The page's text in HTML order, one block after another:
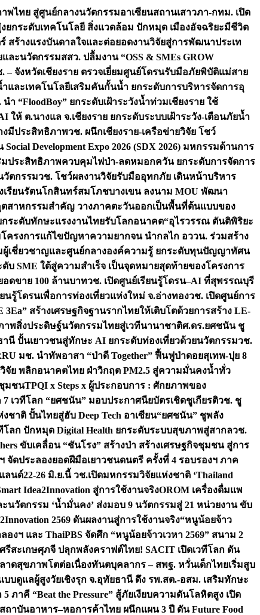
าพไทย สู่ศูนย์กลางนวัตกรรมอาเซียนสถานเสาวภา-กทม. เปิด
ยกระดับเทคโนโลยี สิ่งแวดล้อม ปักหมุด เมืองอัจฉริยะมีชีวิต
ร้างแรงบันดาลใจและต่อยอดงานวิจัยสู่การพัฒนาประเท
และนวัตกรรมสสว. ปลื้มงาน “OSS & SMEs GROW
– จังหวัดเชียงราย ตรวจเยี่ยมศูนย์โดรนรับมือภัยพิบัติแม่สาย
และเทคโนโลยีเสริมคันกั้นน้ำ ยกระดับการบริหารจัดการอุ
ำ “FloodBoy” ยกระดับเฝ้าระวังน้ำท่วมเชียงราย ใช้
ให้ ต.นางแล จ.เชียงราย ยกระดับระบบเฝ้าระวัง-เตือนภัยน้ำ
งมีประสิทธิภาพวช. ผนึกเชียงราย-เครือข่ายวิจัย โชว์
Development Expo 2026 (SDX 2026) มหกรรมด้านการ
มประสิทธิภาพควบคุมไฟป่า-ลดหมอกควัน ยกระดับการจัดการ
วัตกรรมวช. โชว์ผลงานวิจัยรับมืออุทกภัย เดินหน้าบริหาร
รียนรัตนโกสินทร์สมโภชบางเขน ลงนาม MOU พัฒนา
ตสาหกรรมสำคัญ วางภาคตะวันออกเป็นพื้นที่ต้นแบบของ
ยกระดับทักษะแรงงานไทยรับโลกอนาคต“อุไรวรรณ ตันติพิริยะ
ครงการแก้ไขปัญหาความยากจน นำกลไก อววน. ร่วมสร้าง
ผู้เชี่ยวชาญและศูนย์กลางองค์ความรู้ ยกระดับทุนปัญญาทัศน
บ SME ใต้สู่ความสำเร็จ เป็นจุดหมายสุดท้ายของโครงการ
อดขาย 100 ล้านบาทวช. เปิดศูนย์เรียนรู้โดรน–AI ที่สุพรรณบุรี
นรู้โดรนเพื่อการท่องเที่ยวแห่งใหม่ จ.อ่างทองวช. เปิดศูนย์การ
3Ea” สร้างเศรษฐกิจฐานรากไทยให้เติบโตด้วยการสร้าง LE-
ภาพสิ่งประดิษฐ์นวัตกรรมไทยสู่เวทีนานาชาติศ.ดร.ยศชนัน ชู
นี ปั้นเยาวชนสู่ทักษะ AI ยกระดับท่องเที่ยวด้วยนวัตกรรมวช.
มช. นำทัพอาสา “ป่าดี Together” ฟื้นฟูป่าดอยสุเทพ-ปุย 8
ย พลิกอนาคตไทย ฝ่าวิกฤต PM2.5 สู่ความมั่นคงน้ำทั่ว
มชนTPQI x Steps x ผู้ประกอบการ : ศักยภาพของ
เวทีโลก “ยศชนัน” มอบประกาศนียบัตรเชิดชูเกียรติวช. ชู
ชาติ ปั้นไทยสู่ฮับ Deep Tech อาเซียน“ยศชนัน” ชูพลัง
ลก ปักหมุด Digital Health ยกระดับระบบสุขภาพสู่สากลวช.
ขับเคลื่อน “ชันโรง” สร้างป่า สร้างเศรษฐกิจชุมชน สู่การ
จัดประลองยอดฝีมือเยาวชนดนตรี ครั้งที่ 4 รอบรองฯ ภาค
ลนด์22-26 มิ.ย.นี้ วช.เปิดมหกรรมวิจัยแห่งชาติ ‘Thailand
Idea2Innovation สู่การใช้งานจริงOROM เครื่องดื่มแพ
นวัตกรรม ‘น้ำมั่นคง’ ส่งมอบ 9 นวัตกรรมสู่ 21 หน่วยงาน ขับ
2569 ดันผลงานสู่การใช้งานจริง“หนูน้อยจ้าว
งฯ และ ThaiPBS จัดศึก “หนูน้อยจ้าวเวหา 2569” สนาม 2
รีสะเกษศุภจี ปลุกพลังคราฟต์ไทย! SACIT เปิดเวทีโลก ดัน
าดสุขภาพโตต่อเนื่องทันตบุคลากร – สพฐ. หวั่นเด็กไทยเริ่มสูบ
บดูแลผู้สูงวัยเชิงรุก จ.อุทัยธานี ดึง รพ.สต.-อสม. เสริมทักษะ
5 ภาคี “Beat the Pressure” สู้ภัยเงียบความดันโลหิตสูง เปิด
สถาบันอาหาร–หอการค้าไทย ผนึกแผน 3 ปี ดัน Future Food